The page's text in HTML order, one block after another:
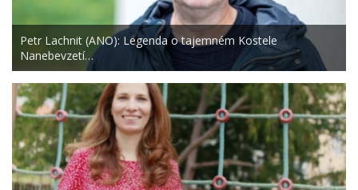
Petr Lachnit (ANO): Legenda o tajemném Kostele
Nanebevzetí…